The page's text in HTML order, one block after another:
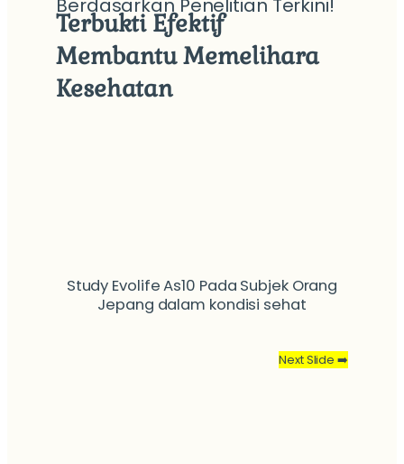
Berdasarkan Penelitian Terkini!
Terbukti Efektif
MembantuMemelihara
Kesehatan
Study Evolife As10 Pada Subjek Orang
Jepang dalam kondisi sehat
Next Slide ➡️